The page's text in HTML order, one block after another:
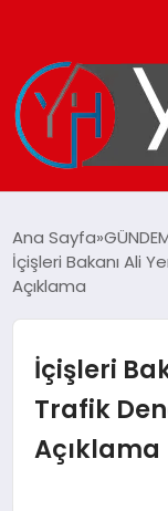
SPOR
EKONOMİ
YAŞAM
Ana Sayfa
İçişleri Bakanı Ali
Açıklama
İçişleri
Trafik
Açıklama